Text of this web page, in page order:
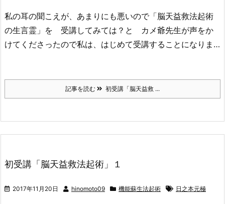
私の耳の聞こえが、あまりにも悪いので「脳天益救法起術
の生言霊」を 受講してみては？と カメ爺先生が声をか
けてくださったので私は、はじめて受講することになりま…
記事を読む 初受講「脳天益救 ...
初受講「脳天益救法起術」１
2017年11月20日 hinomoto09 機能蘇生法起術 日之本元極